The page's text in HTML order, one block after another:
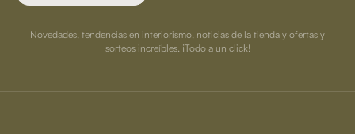
Novedades, tendencias en interiorismo, noticias de la tienda y ofertas y
sorteos increíbles. ¡Todo a un click!